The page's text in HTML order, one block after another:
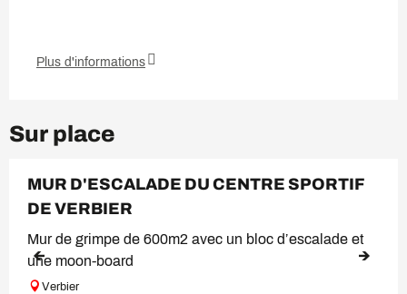
Plus d'informations
Sur place
MUR D'ESCALADE DU CENTRE SPORTIF
DE VERBIER
Mur de grimpe de 600m2 avec un bloc d’escalade et
une moon-board
Verbier